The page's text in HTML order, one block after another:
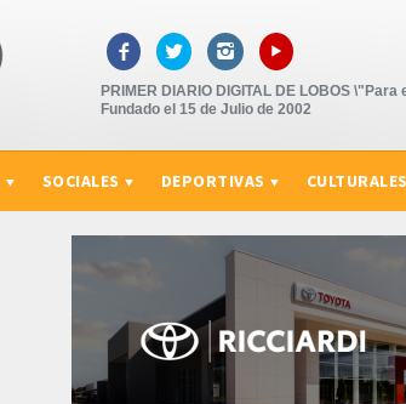
   ▸
PRIMER DIARIO DIGITAL DE LOBOS
Fundado el 15 de Julio de 2002
SOCIALES DEPORTIVAS CULTURALES